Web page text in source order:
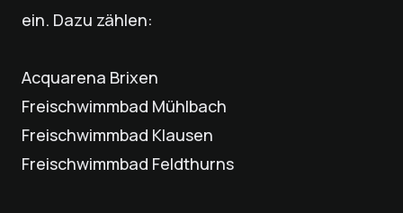
ein. Dazu zählen:
Acquarena Brixen
Freischwimmbad Mühlbach
Freischwimmbad Klausen
Freischwimmbad Feldthurns